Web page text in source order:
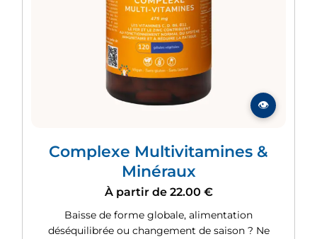
Complexe Multivitamines &
Minéraux
À partir de 22.00 €
Baisse de forme globale, alimentation
déséquilibrée ou changement de saison ? Ne